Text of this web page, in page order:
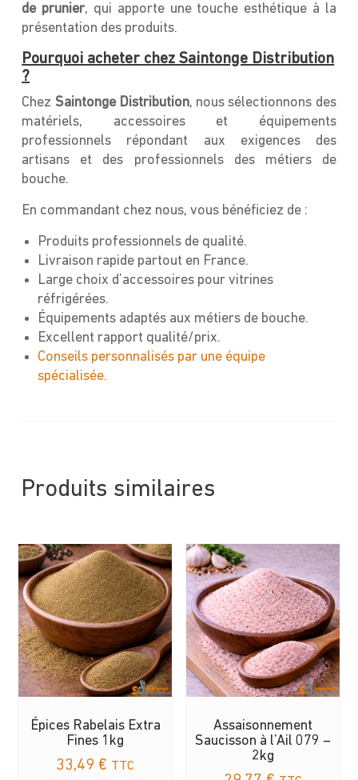
de prunier, qui apporte une touche esthétique à la
présentation des produits.
Pourquoi acheter chez Saintonge Distribution
?
Chez Saintonge Distribution, nous sélectionnons des
matériels, accessoires et équipements
professionnels répondant aux exigences des
artisans et des professionnels des métiers de
bouche.
En commandant chez nous, vous bénéficiez de :
Produits professionnels de qualité.
Livraison rapide partout en France.
Large choix d’accessoires pour vitrines
réfrigérées.
Équipements adaptés aux métiers de bouche.
Excellent rapport qualité/prix.
Conseils personnalisés par une équipe
spécialisée.
Produits similaires
Épices Rabelais Extra
Fines 1kg
33,49 € TTC
Assaisonnement
Saucisson à l’Ail 079 –
2kg